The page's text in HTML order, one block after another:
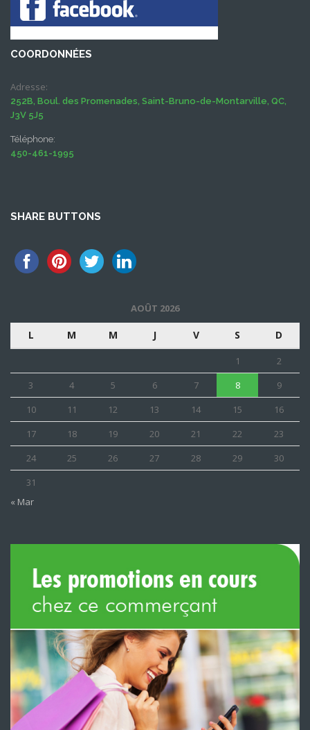
COORDONNÉES
Adresse:
252B, Boul. des Promenades, Saint-Bruno-de-Montarville, QC,
J3V 5J5
Téléphone:
450-461-1995
SHARE BUTTONS
AOÛT 2026
L M M J V S D
1
2
3
4 5 6 7 8
9
10
11 12 13 14 15
16
17
18 19 20 21 22
23
24
25 26 27 28 29
30
31
« Mar